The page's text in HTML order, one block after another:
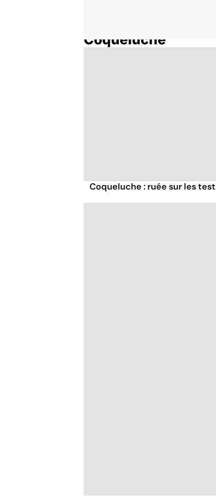
Coqueluche
Coqueluche : ruée sur les